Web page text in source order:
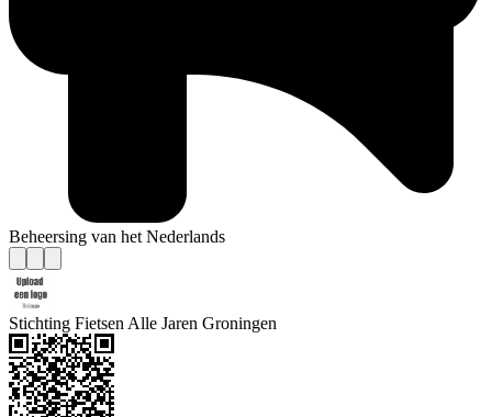
Beheersing van het Nederlands
Stichting Fietsen Alle Jaren Groningen